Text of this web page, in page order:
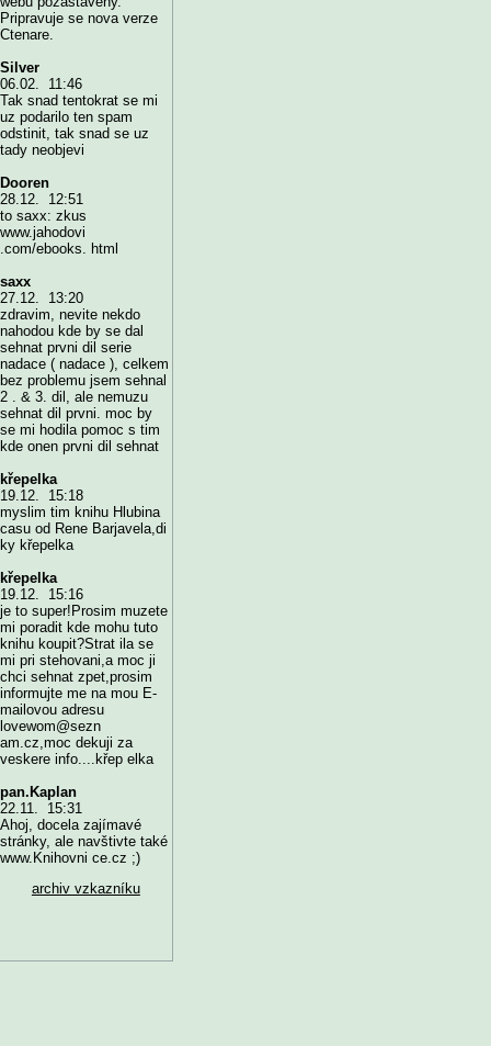
Pripravuje se nova verze
Ctenare.
Silver
06.02. 11:46
Tak snad tentokrat se mi
uz podarilo ten spam
odstinit, tak snad se uz
tady neobjevi
Dooren
28.12. 12:51
to saxx: zkus
www.jahodovi
.com/ebooks. html
saxx
27.12. 13:20
zdravim, nevite nekdo
nahodou kde by se dal
sehnat prvni dil serie
nadace ( nadace ), celkem
bez problemu jsem sehnal
2 . & 3. dil, ale nemuzu
sehnat dil prvni. moc by
se mi hodila pomoc s tim
kde onen prvni dil sehnat
křepelka
19.12. 15:18
myslim tim knihu Hlubina
casu od Rene Barjavela,di
ky křepelka
křepelka
19.12. 15:16
je to super!Prosim muzete
mi poradit kde mohu tuto
knihu koupit?Strat ila se
mi pri stehovani,a moc ji
chci sehnat zpet,prosim
informujte me na mou E-
mailovou adresu
lovewom@sezn
am.cz,moc dekuji za
veskere info....křep elka
pan.Kaplan
22.11. 15:31
Ahoj, docela zajímavé
stránky, ale navštivte také
www.Knihovni ce.cz ;)
archiv vzkazníku